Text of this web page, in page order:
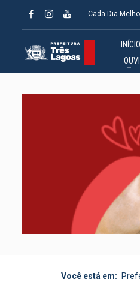
Cada Dia
INÍCIO
Você está em: